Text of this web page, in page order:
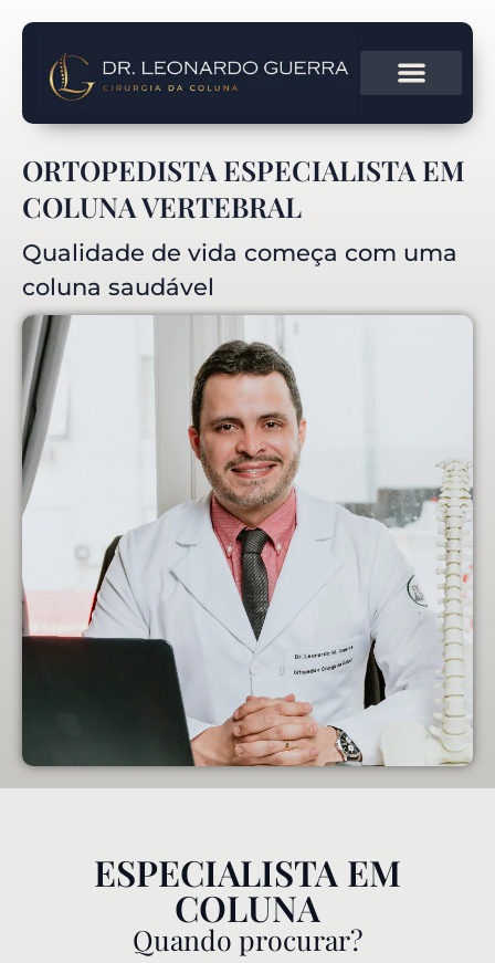
ORTOPEDISTA ESPECIALISTA EM
COLUNA VERTEBRAL
Qualidade de vida começa com uma
coluna saudável
ESPECIALISTA EM
COLUNA
Quando procurar?